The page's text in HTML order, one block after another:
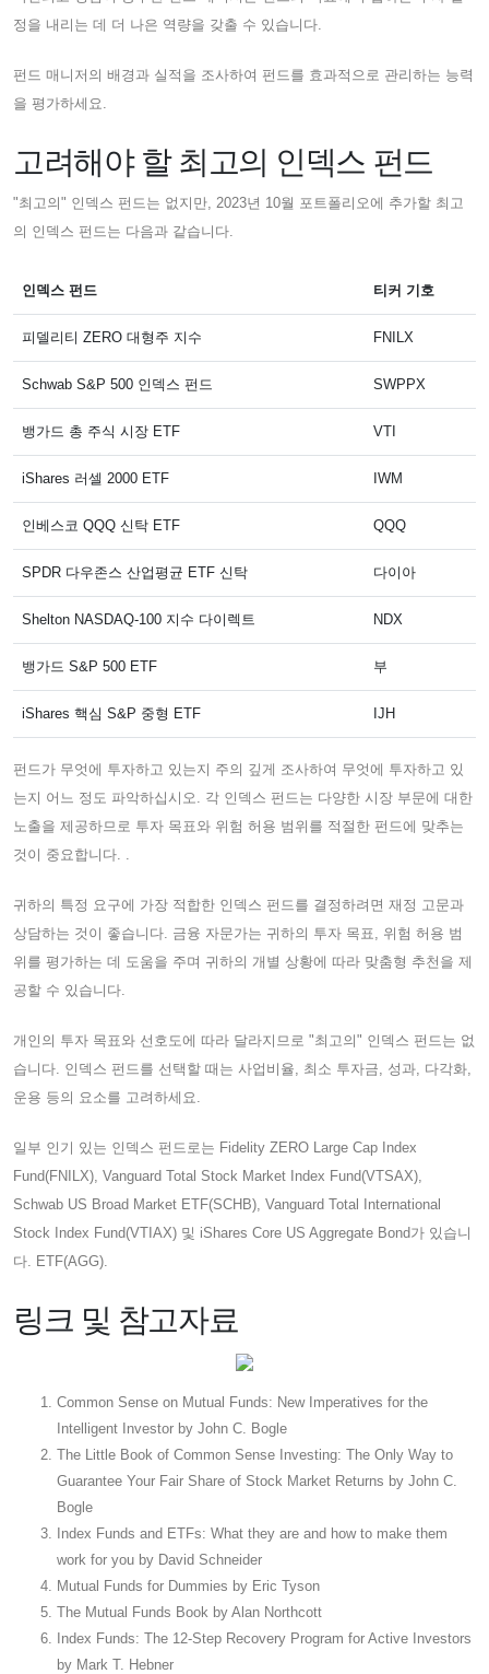
정을 내리는 데 더 나은 역량을 갖출 수 있습니다.
펀드 매니저의 배경과 실적을 조사하여 펀드를 효과적으로 관리하는 능력
을 평가하세요.
고려해야 할 최고의 인덱스 펀드
"최고의" 인덱스 펀드는 없지만, 2023년 10월 포트폴리오에 추가할 최고
의 인덱스 펀드는 다음과 같습니다.
인덱스 펀드 티커 기호
피델리티 ZERO 대형주 지수 FNILX
Schwab S&P 500 인덱스 펀드 SWPPX
뱅가드 총 주식 시장 ETF VTI
iShares 러셀 2000 ETF IWM
인베스코 QQQ 신탁 ETF QQQ
SPDR 다우존스 산업평균 ETF 신탁 다이아
Shelton NASDAQ-100 지수 다이렉트 NDX
뱅가드 S&P 500 ETF 부
iShares 핵심 S&P 중형 ETF IJH
펀드가 무엇에 투자하고 있는지 주의 깊게 조사하여 무엇에 투자하고 있
는지 어느 정도 파악하십시오. 각 인덱스 펀드는 다양한 시장 부문에 대한
노출을 제공하므로 투자 목표와 위험 허용 범위를 적절한 펀드에 맞추는
것이 중요합니다. .
귀하의 특정 요구에 가장 적합한 인덱스 펀드를 결정하려면 재정 고문과
상담하는 것이 좋습니다. 금융 자문가는 귀하의 투자 목표, 위험 허용 범
위를 평가하는 데 도움을 주며 귀하의 개별 상황에 따라 맞춤형 추천을 제
공할 수 있습니다.
개인의 투자 목표와 선호도에 따라 달라지므로 "최고의" 인덱스 펀드는 없
습니다. 인덱스 펀드를 선택할 때는 사업비율, 최소 투자금, 성과, 다각화,
운용 등의 요소를 고려하세요.
일부 인기 있는 인덱스 펀드로는 Fidelity ZERO Large Cap Index
Fund(FNILX), Vanguard Total Stock Market Index Fund(VTSAX),
Schwab US Broad Market ETF(SCHB), Vanguard Total International
Stock Index Fund(VTIAX) 및 iShares Core US Aggregate Bond가 있습니
다. ETF(AGG).
링크 및 참고자료
Common Sense on Mutual Funds: New Imperatives for the
Intelligent Investor by John C. Bogle
The Little Book of Common Sense Investing: The Only Way to
Guarantee Your Fair Share of Stock Market Returns by John C.
Bogle
Index Funds and ETFs: What they are and how to make them
work for you by David Schneider
Mutual Funds for Dummies by Eric Tyson
The Mutual Funds Book by Alan Northcott
Index Funds: The 12-Step Recovery Program for Active Investors
by Mark T. Hebner